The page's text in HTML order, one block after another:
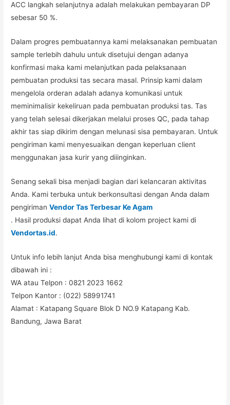
ACC langkah selanjutnya adalah melakukan pembayaran DP
sebesar 50 %.
Dalam progres pembuatannya kami melaksanakan pembuatan
sample terlebih dahulu untuk disetujui dengan adanya
konfirmasi maka kami melanjutkan pada pelaksanaan
pembuatan produksi tas secara masal. Prinsip kami dalam
mengelola orderan adalah adanya komunikasi untuk
meminimalisir kekeliruan pada pembuatan produksi tas. Tas
yang telah selesai dikerjakan melalui proses QC, pada tahap
akhir tas siap dikirim dengan melunasi sisa pembayaran. Untuk
pengiriman kami menyesuaikan dengan keperluan client
menggunakan jasa kurir yang diiinginkan.
Senang sekali bisa menjadi bagian dari kelancaran aktivitas
Anda. Kami terbuka untuk berkonsultasi dengan Anda dalam
pengirimanVendor Tas Terbesar Ke Agam
. Hasil produksi dapat Anda lihat di kolom project kami di
Vendortas.id.
Untuk info lebih lanjut Anda bisa menghubungi kami di kontak
dibawah ini :
WA atau Telpon : 0821 2023 1662
Telpon Kantor : (022) 58991741
Alamat : Katapang Square Blok D NO.9 Katapang Kab.
Bandung, Jawa Barat